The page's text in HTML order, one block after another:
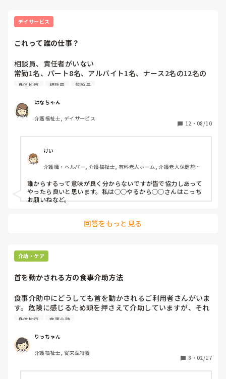
デイサービス
これって誰の仕事？
相談員、責任者がいない
常勤1名、パート8名、アルバイト1名、ナース2名の12名の
デイで働いております
仮で施設長と副施設長がデイの責任者をしてるのですが、監
査の時に必要な身体拘束の書類3つぐらいを1年以上放置して
今までの分は施設長がしたみたいですが、8月からはデイで
誰からするの？
身体拘束 相談員 施設長
はなちゃん
介護福祉士, デイサービス
12 ・ 08/10
けい
介護職・ヘルパー, 介護福祉士, 有料老人ホーム, 介護老人保健施設,
誰からするって意味が良く分からないですが皆で協力しあって
やったら良いと思います。私は◯◯やるから◯◯さんはこっち
お願いねなど。
回答をもっと見る
介助・ケア
首を動かされる方の食事介助方法
食事介助中にどうしても首を動かされるご利用者さんがいま
す。危険に感じるため頭を押さえて介助していますが、それ
は身体拘束になりますか？ほかによい方法があれば教えてく
身体拘束 食事介助
りっちゃん
介護福祉士, 従来型特養
8 ・ 02/17